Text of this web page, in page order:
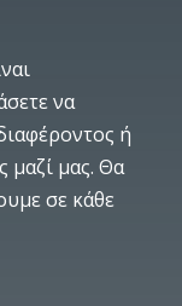
να
ή
μαζί μας. Θα
σε κάθε